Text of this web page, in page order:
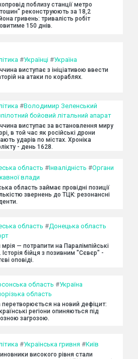
поблизу станції метро
реконструюють за 18,2
гривень: тривалість робіт
150 днів.
#Українці #Україна
виступає з ініціативою ввести
на атаки по кораблях.
#Володимир Зеленський
бойовий літальний апарат
виступає за встановлення миру
в той час як російські дрони
ударів по містах. Хроніка
- день 1628.
область #Інвалідність #Органи
влади
область займає провідні позиції
звернень до ТЦК: резонансні
область #Донецька область
— потрапити на Паралімпійські
Історія бійця з позивним "Сєвєр" -
оповіді.
область #Україна
область
перетворюється на новий дефіцит:
регіони опиняються під
загрозою.
#Українська гривня #Київ
високого рівня стали